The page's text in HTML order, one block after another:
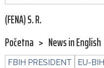
(FENA) S. R.
Početna > News in English
FBIH PRESIDENT EU-BIH